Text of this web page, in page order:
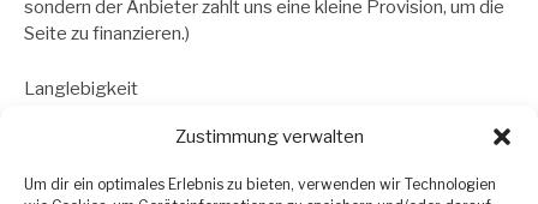
Zustimmung verwalten
Um dir ein optimales Erlebnis zu bieten, verwenden wir Technologien
sondern der Anbieter zahlt uns eine kleine Provision, um die
Seite zu finanzieren.)
Langlebigkeit